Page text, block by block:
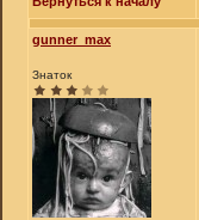
gunner_max
Знаток